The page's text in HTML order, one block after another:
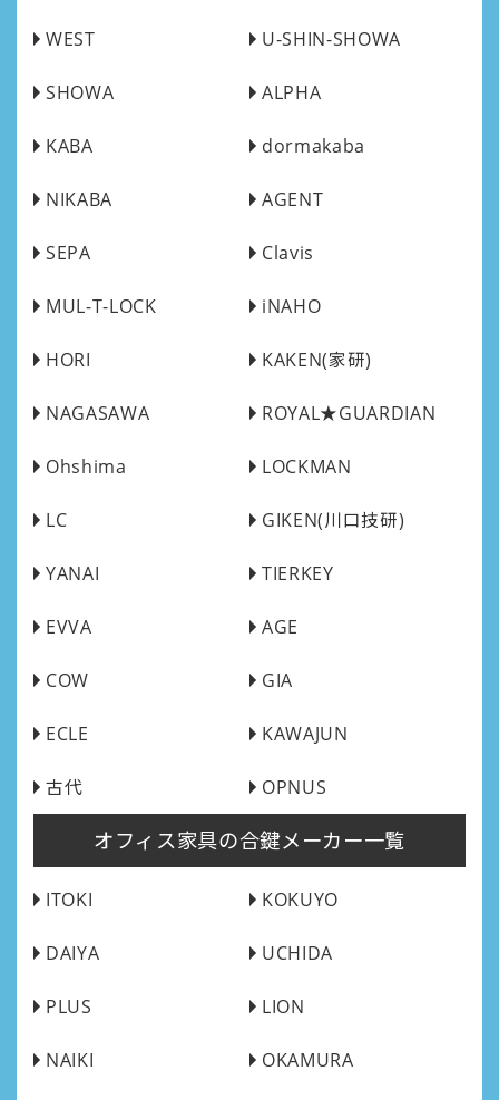
WEST U-SHIN-SHOWA
SHOWA ALPHA
KABA dormakaba
NIKABA AGENT
SEPA Clavis
MUL-T-LOCK iNAHO
HORI KAKEN(家研)
NAGASAWA ROYAL★GUARDIAN
Ohshima LOCKMAN
LC GIKEN(川口技研)
YANAI TIERKEY
EVVA AGE
COW GIA
ECLE KAWAJUN
古代 OPNUS
オフィス家具の合鍵メーカー一覧
ITOKI KOKUYO
DAIYA UCHIDA
PLUS LION
NAIKI OKAMURA